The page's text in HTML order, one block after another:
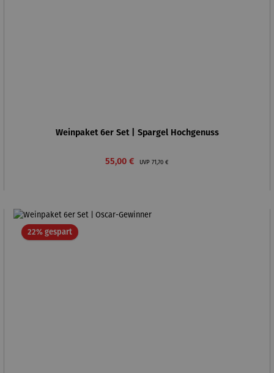
Weinpaket 6er Set | Spargel Hochgenuss
Verkaufspreis:
55,00 € UVP Regulärer Preis:
71,70 €
22% gespartRabatt